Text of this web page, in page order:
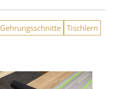
Gehrungsschnitte Tischlern